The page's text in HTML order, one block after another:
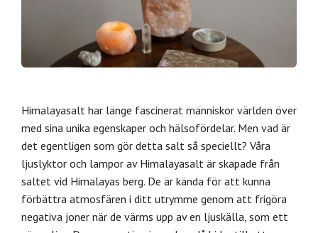
Himalayasalt har länge fascinerat människor världen över
med sina unika egenskaper och hälsofördelar. Men vad är
det egentligen som gör detta salt så speciellt? Våra
ljuslyktor och lampor av Himalayasalt är skapade från
saltet vid Himalayas berg. De är kända för att kunna
förbättra atmosfären i ditt utrymme genom att frigöra
negativa joner när de värms upp av en ljuskälla, som ett